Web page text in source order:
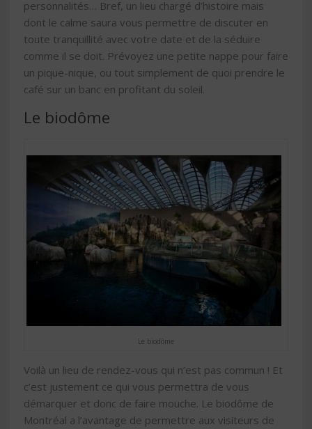
personnalités… Bref, un lieu chargé d’histoire mais
dont le calme saura vous permettre de discuter en
toute tranquillité avec votre date et de la séduire
comme il se doit. Prévoyez une petite nappe pour faire
un pique-nique, ou tout simplement de quoi prendre le
café sur un banc en profitant du soleil.
Le biodôme
Le biodôme
Voilà un lieu de rendez-vous qui n’est pas commun ! Et
c’est justement ce qui vous permettra de vous
démarquer et donc de faire mouche. Le biodôme de
Montréal a l’avantage de permettre aux visiteurs de